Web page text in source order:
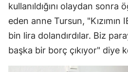
kullanıldığını olaydan sonra
eden anne Tursun, "Kızımın
bin lira dolandırdılar. Biz
başka bir borç çıkıyor" diye